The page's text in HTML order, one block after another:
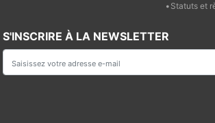
Statuts et
S'INSCRIRE À LA NEWSLETTER